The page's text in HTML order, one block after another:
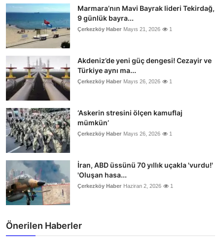
Marmara’nın Mavi Bayrak lideri Tekirdağ,
9 günlük bayra...
Çerkezköy Haber Mayıs 21, 2026 1
Akdeniz’de yeni güç dengesi! Cezayir ve
Türkiye aynı ma...
Çerkezköy Haber Mayıs 26, 2026 1
‘Askerin stresini ölçen kamuflaj
mümkün’
Çerkezköy Haber Mayıs 26, 2026 1
İran, ABD üssünü 70 yıllık uçakla 'vurdu!'
'Oluşan hasa...
Çerkezköy Haber Haziran 2, 2026 1
Önerilen Haberler